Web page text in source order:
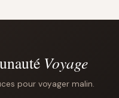
Voyage
pour voyager malin.